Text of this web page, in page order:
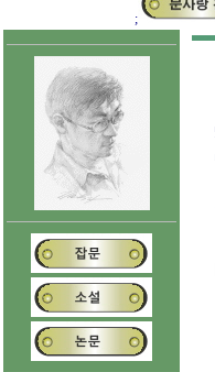
;